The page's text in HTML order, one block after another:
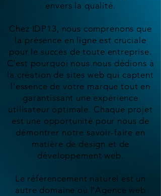
envers la qualité.
Chez IDP13, nous comprenons que
la présence en ligne est cruciale
pour le succès de toute entreprise.
C'est pourquoi nous nous dédions à
la création de sites web qui captent
l'essence de votre marque tout en
garantissant une expérience
utilisateur optimale. Chaque projet
est une opportunité pour nous de
démontrer notre savoir-faire en
matière de design et de
développement web.
Le référencement naturel est un
autre domaine où l'Agence web